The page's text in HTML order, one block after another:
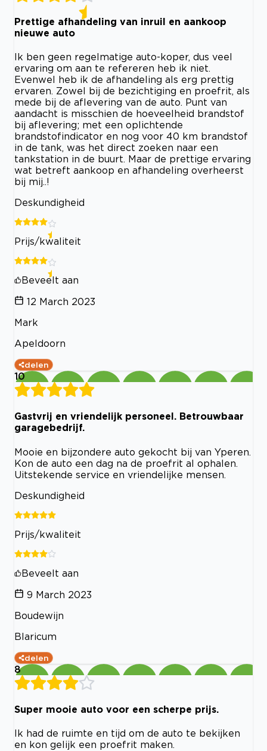
Prettige afhandeling van inruil en aankoop
nieuwe auto
Ik ben geen regelmatige auto-koper, dus veel
ervaring om aan te refereren heb ik niet.
Evenwel heb ik de afhandeling als erg prettig
ervaren. Zowel bij de bezichtiging en proefrit, als
mede bij de aflevering van de auto. Punt van
aandacht is misschien de hoeveelheid brandstof
bij aflevering; met een oplichtende
brandstofindicator en nog voor 40 km brandstof
in de tank, was het direct zoeken naar een
tankstation in de buurt. Maar de prettige ervaring
wat betreft aankoop en afhandeling overheerst
bij mij..!
Deskundigheid
Prijs/kwaliteit
Beveelt aan
12 March 2023
Mark
Apeldoorn
delen
10
Gastvrij en vriendelijk personeel. Betrouwbaar
garagebedrijf.
Mooie en bijzondere auto gekocht bij van Yperen.
Kon de auto een dag na de proefrit al ophalen.
Uitstekende service en vriendelijke mensen.
Deskundigheid
Prijs/kwaliteit
Beveelt aan
9 March 2023
Boudewijn
Blaricum
delen
8
Super mooie auto voor een scherpe prijs.
Ik had de ruimte en tijd om de auto te bekijken
en kon gelijk een proefrit maken.